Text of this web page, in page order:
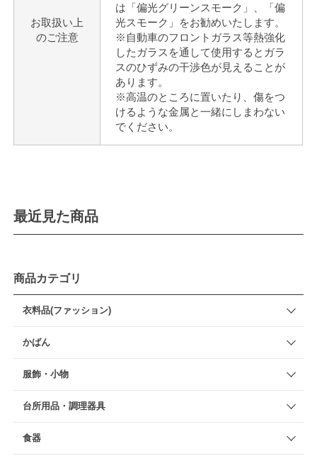
お取扱い上
のご注意
は「偏光グリーンスモーク」、「偏
光スモーク」をお勧めいたします。
※自動車のフロントガラス等熱強化
したガラスを通して使用するとガラ
スのひずみの干渉色が見えることが
あります。
※高温のところに置いたり、傷をつ
けるような金属と一緒にしまわない
でください。
最近見た商品
商品カテゴリ
衣料品(ファッション)
かばん
服飾・小物
台所用品・調理器具
食器